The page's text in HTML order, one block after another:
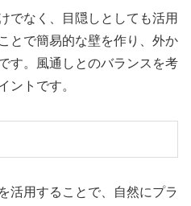
でなく、目隠しとしても活用
とで簡易的な壁を作り、外か
す。風通しとのバランスを考
ントです。
活用することで、自然にプラ